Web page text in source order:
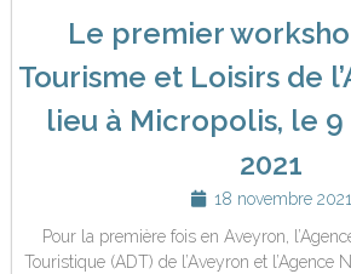
Le premier
Tourisme et Loisirs de
lieu à Micropolis, le
2021
18 novembre 2021
Pour la première fois en Aveyron,
Touristique (ADT) de l’Aveyron et l’Agence